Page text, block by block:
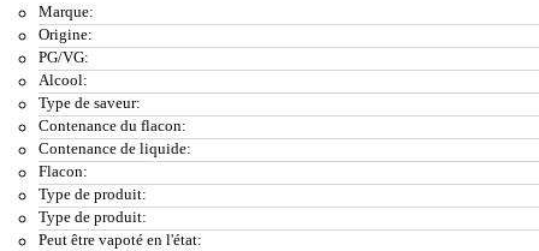
Marque:
Origine:
PG/VG:
Alcool:
Type de saveur:
Contenance du flacon:
Contenance de liquide:
Flacon:
Type de produit:
Type de produit:
Peut être vapoté en l'état: